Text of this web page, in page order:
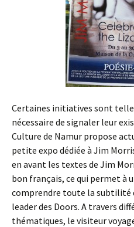
Certaines initiatives sont
nécessaire de signaler leur
Culture de Namur propose
petite expo dédiée à Jim
en avant les textes de Jim
bon français, ce qui permet à
comprendre toute la subtilité
leader des Doors. A travers
thématiques, le visiteur